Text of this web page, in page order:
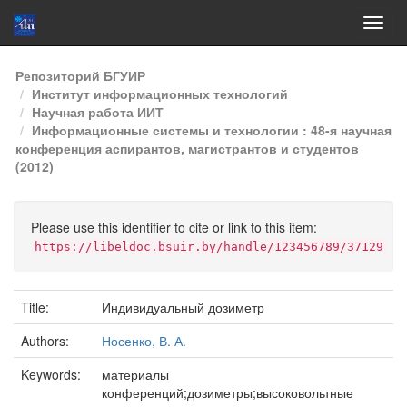
Skip
navigation
Репозиторий БГУИР
Институт информационных технологий
Научная работа ИИТ
Информационные системы и технологии : 48-я научная
конференция аспирантов, магистрантов и студентов
(2012)
Please use this identifier to cite or link to this item:
https://libeldoc.bsuir.by/handle/123456789/37129
Title:
Индивидуальный дозиметр
Authors:
Носенко, В. А.
Keywords:
материалы
конференций;дозиметры;высоковольтные